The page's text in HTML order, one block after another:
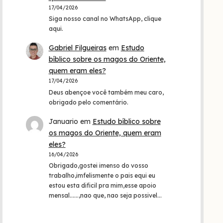
17/04/2026
Siga nosso canal no WhatsApp, clique
aqui.
Gabriel Filgueirasem Estudo
bíblico sobre os magos do Oriente,
quem eram eles?
17/04/2026
Deus abençoe você também meu caro,
obrigado pelo comentário.
Januario em Estudo bíblico sobre
os magos do Oriente, quem eram
eles?
16/04/2026
Obrigado,gostei imenso do vosso
trabalho,imfelismente o pais equi eu
estou esta dificil pra mim,esse apoio
mensal......,nao que, nao seja possivel…